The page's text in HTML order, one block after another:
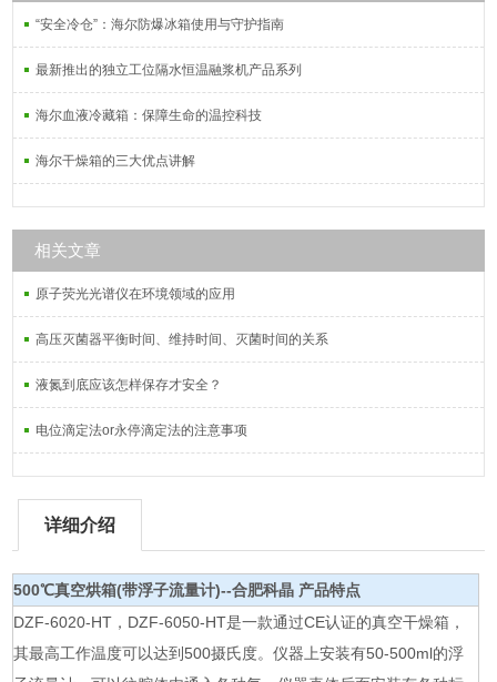
“安全冷仓”：海尔防爆冰箱使用与守护指南
最新推出的独立工位隔水恒温融浆机产品系列
海尔血液冷藏箱：保障生命的温控科技
海尔干燥箱的三大优点讲解
相关文章
原子荧光光谱仪在环境领域的应用
高压灭菌器平衡时间、维持时间、灭菌时间的关系
液氮到底应该怎样保存才安全？
电位滴定法or永停滴定法的注意事项
详细介绍
500℃真空烘箱(带浮子流量计)--合肥科晶 产品特点
DZF-6020-HT，DZF-6050-HT是一款通过CE认证的真空干燥箱，
其最高工作温度可以达到500摄氏度。仪器上安装有50-500ml的浮